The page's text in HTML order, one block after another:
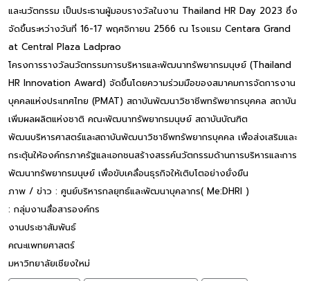
และนวัตกรรม เป็นประธานผู้มอบรางวัลในงาน Thailand HR Day 2023 ซึ่ง
จัดขึ้นระหว่างวันที่ 16-17 พฤศจิกายน 2566 ณ โรงแรม Centara Grand
at Central Plaza Ladprao
โครงการรางวัลนวัตกรรมการบริหารและพัฒนาทรัพยากรมนุษย์ (Thailand
HR Innovation Award) จัดขึ้นโดยความร่วมมือของสมาคมการจัดการงาน
บุคคลแห่งประเทศไทย (PMAT) สถาบันพัฒนาวิชาชีพทรัพยากรบุคคล สถาบัน
เพิ่มผลผลิตแห่งชาติ คณะพัฒนาทรัพยากรมนุษย์ สถาบันบัณฑิต
พัฒนบริหารศาสตร์และสถาบันพัฒนาวิชาชีพทรัพยากรบุคคล เพื่อส่งเสริมและ
กระตุ้นให้องค์กรภาครัฐและเอกชนสร้างสรรค์นวัตกรรมด้านการบริหารและการ
พัฒนาทรัพยากรมนุษย์ เพื่อขับเคลื่อนธุรกิจให้เติบโตอย่างยั่งยืน
ภาพ / ข่าว : ศูนย์บริหารกลยุทธ์และพัฒนาบุคลากร( Me:DHRI )
: กลุ่มงานสื่อสารองค์กร
งานประชาสัมพันธ์
คณะแพทยศาสตร์
มหาวิทยาลัยเชียงใหม่